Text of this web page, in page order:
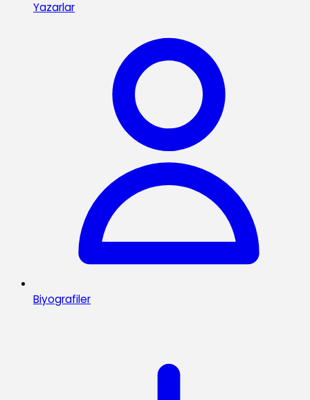
Yazarlar
Biyografiler